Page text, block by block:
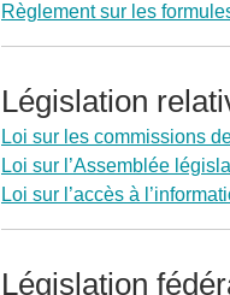
Règlement sur les
Législation
Loi sur les commissions
Loi sur l’Assemblée
Loi sur l’accès à
Législation